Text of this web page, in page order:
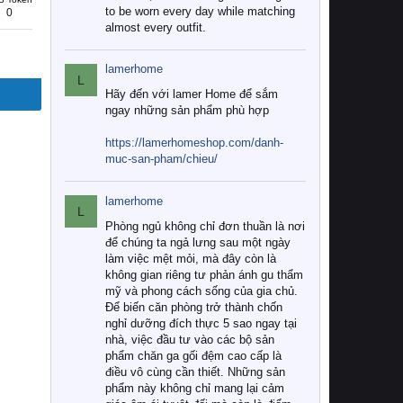
0
to be worn every day while matching
almost every outfit.
L
lamerhome
Hãy đến với lamer Home để sắm
ngay những sản phẩm phù hợp
https://lamerhomeshop.com/danh-
muc-san-pham/chieu/
L
lamerhome
Phòng ngủ không chỉ đơn thuần là nơi
để chúng ta ngả lưng sau một ngày
làm việc mệt mỏi, mà đây còn là
không gian riêng tư phản ánh gu thẩm
mỹ và phong cách sống của gia chủ.
Để biến căn phòng trở thành chốn
nghỉ dưỡng đích thực 5 sao ngay tại
nhà, việc đầu tư vào các bộ sản
phẩm chăn ga gối đệm cao cấp là
điều vô cùng cần thiết. Những sản
phẩm này không chỉ mang lại cảm